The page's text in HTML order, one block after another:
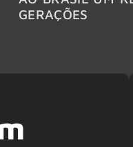
GERAÇÕES